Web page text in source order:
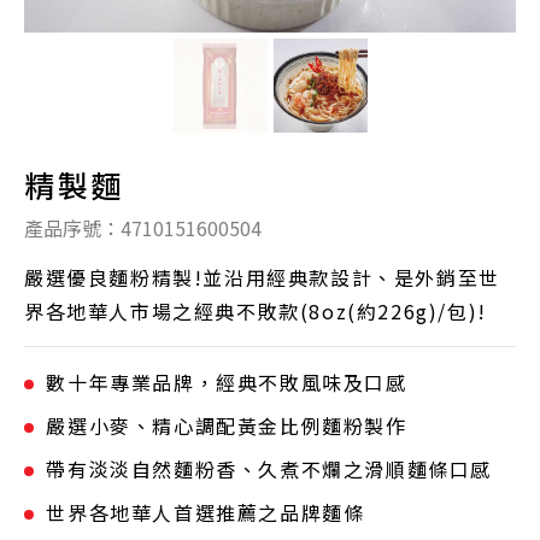
精製麵
產品序號：4710151600504
嚴選優良麵粉精製!並沿用經典款設計、是外銷至世
界各地華人市場之經典不敗款(8oz(約226g)/包)!
數十年專業品牌，經典不敗風味及口感
嚴選小麥、精心調配黃金比例麵粉製作
帶有淡淡自然麵粉香、久煮不爛之滑順麵條口感
世界各地華人首選推薦之品牌麵條